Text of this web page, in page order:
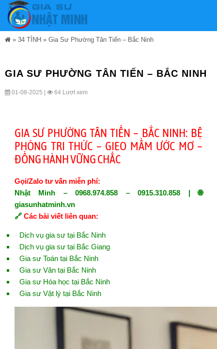
» 34 TỈNH » Gia Sư Phường Tân Tiến – Bắc Ninh
GIA SƯ PHƯỜNG TÂN TIẾN – BẮC NINH
01-08-2025 | 64 Lượt xem
GIA SƯ PHƯỜNG TÂN TIẾN – BẮC NINH: BỆ
PHÓNG TRI THỨC – GIEO MẦM ƯỚC MƠ –
ĐỒNG HÀNH VỮNG CHẮC
Gọi/Zalo tư vấn miễn phí:
Nhật Minh – 0968.974.858 – 0915.310.858 | 🌐
giasunhatminh.vn
🔗 Các bài viết liên quan:
Dịch vụ gia sư tại Bắc Ninh
Dịch vụ gia sư tại Bắc Giang
Gia sư Toán tại Bắc Ninh
Gia sư Văn tại Bắc Ninh
Gia sư Hóa học tại Bắc Ninh
Gia sư Vật lý tại Bắc Ninh